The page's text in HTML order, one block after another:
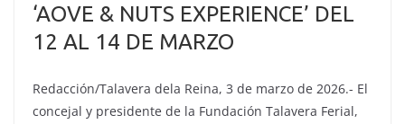
‘AOVE & NUTS EXPERIENCE’ DEL
12 AL 14 DE MARZO
Redacción/Talavera dela Reina, 3 de marzo de 2026.- El
concejal y presidente de la Fundación Talavera Ferial,